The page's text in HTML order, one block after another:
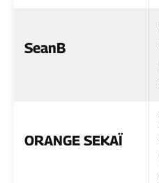
SeanB
ORANGE SEKAÏ